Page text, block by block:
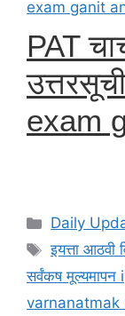
PAT
exam
Daily
Tags
इयत्ता आठवी
सर्वंकष
varnanatmak